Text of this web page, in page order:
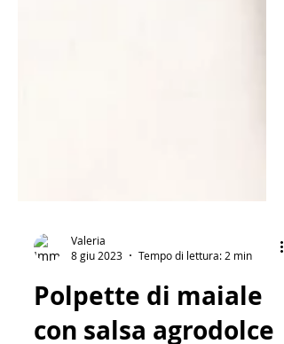
8 giu 2023
Tempo di lettura: 2 min